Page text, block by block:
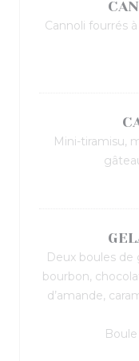
Cannoli fourrés
Mini-tiramisu,
Deux boules de
bourbon,
d’amande,